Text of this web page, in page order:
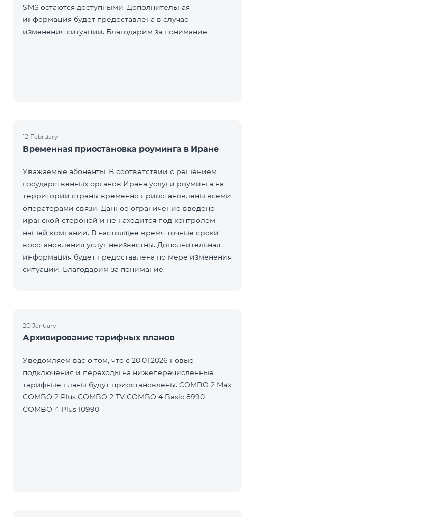
SMS остаются доступными. Дополнительная
информация будет предоставлена в случае
изменения ситуации. Благодарим за понимание.
12 February
Временная приостановка роуминга в Иране
Уважаемые абоненты, В соответствии с решением
государственных органов Ирана услуги роуминга на
территории страны временно приостановлены всеми
операторами связи. Данное ограничение введено
иранской стороной и не находится под контролем
нашей компании. В настоящее время точные сроки
восстановления услуг неизвестны. Дополнительная
информация будет предоставлена по мере изменения
ситуации. Благодарим за понимание.
20 January
Архивирование тарифных планов
Уведомляем вас о том, что с 20.01.2026 новые
подключения и переходы на нижеперечисленные
тарифные планы будут приостановлены. COMBO 2 Max
COMBO 2 Plus COMBO 2 TV COMBO 4 Basic 8990
COMBO 4 Plus 10990